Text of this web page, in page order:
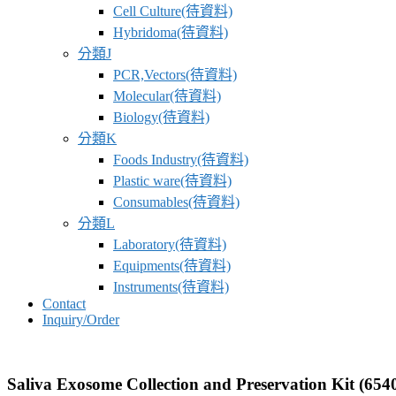
Cell Culture(待資料)
Hybridoma(待資料)
分類J
PCR,Vectors(待資料)
Molecular(待資料)
Biology(待資料)
分類K
Foods Industry(待資料)
Plastic ware(待資料)
Consumables(待資料)
分類L
Laboratory(待資料)
Equipments(待資料)
Instruments(待資料)
Contact
Inquiry/Order
Saliva Exosome Collection and Preservation Kit